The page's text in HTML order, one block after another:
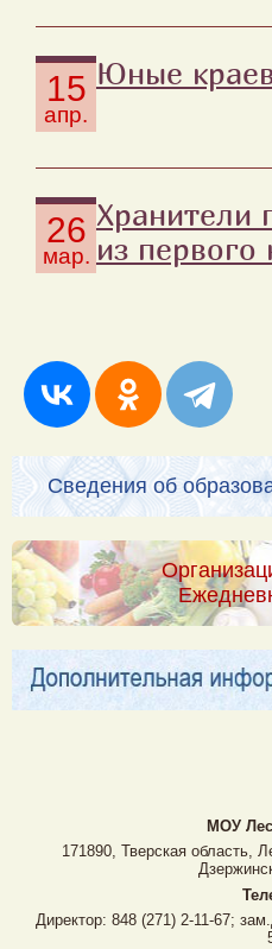
15
апр.
Юные
26
мар.
Хранители
из первого
Сведения об
МОУ
171890, Тверская область,
Директор: 848 (271) 2-11-67;